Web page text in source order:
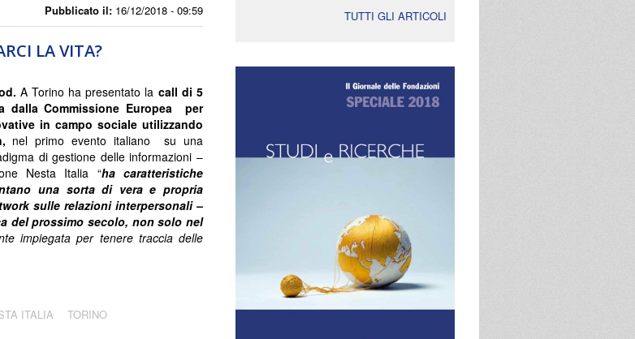
Pubblicato il: 16/12/2018 - 09:59
LA VITA?
A Torino ha presentato la call di 5
dalla Commissione Europea per
in campo sociale utilizzando
nel primo evento italiano su una
di gestione delle informazioni –
Nesta Italia “ha caratteristiche
una sorta di vera e propria
sulle relazioni interpersonali –
del prossimo secolo, non solo nel
impiegata per tenere traccia delle
ITALIA
TORINO
TUTTI GLI ARTICOLI